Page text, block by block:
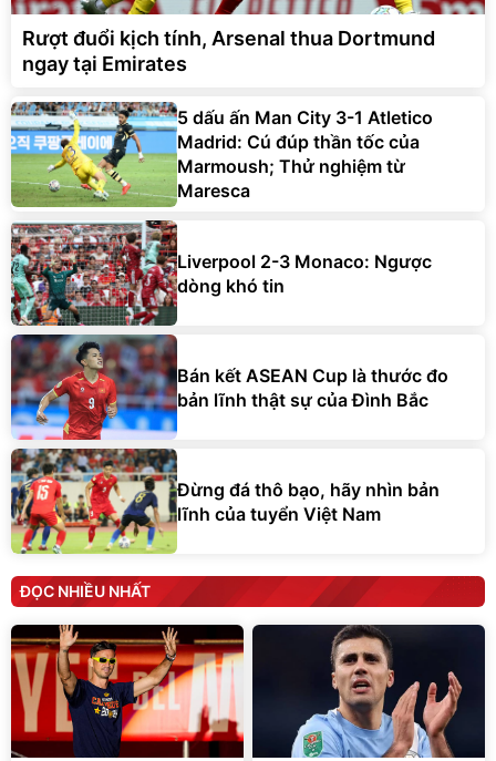
Rượt đuổi kịch tính, Arsenal thua Dortmund
ngay tại Emirates
5 dấu ấn Man City 3-1 Atletico
Madrid: Cú đúp thần tốc của
Marmoush; Thử nghiệm từ
Maresca
Liverpool 2-3 Monaco: Ngược
dòng khó tin
Bán kết ASEAN Cup là thước đo
bản lĩnh thật sự của Đình Bắc
Đừng đá thô bạo, hãy nhìn bản
lĩnh của tuyển Việt Nam
ĐỌC NHIỀU NHẤT